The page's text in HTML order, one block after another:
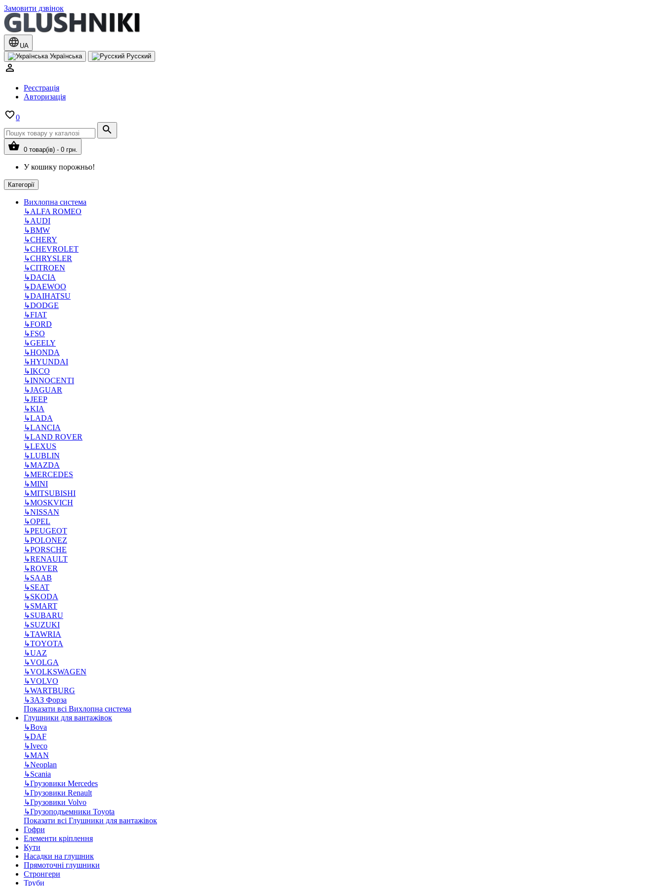
Замовити дзвінок
UA
Українська
Русский
Реєстрація
Авторизація
0
0 товар(ів) - 0 грн.
У кошику порожньо!
Категорії
Вихлопна система
↳ALFA ROMEO
↳AUDI
↳BMW
↳CHERY
↳CHEVROLET
↳CHRYSLER
↳CITROEN
↳DACIA
↳DAEWOO
↳DAIHATSU
↳DODGE
↳FIAT
↳FORD
↳FSO
↳GEELY
↳HONDA
↳HYUNDAI
↳IKCO
↳INNOCENTI
↳JAGUAR
↳JEEP
↳KIA
↳LADA
↳LANCIA
↳LAND ROVER
↳LEXUS
↳LUBLIN
↳MAZDA
↳MERCEDES
↳MINI
↳MITSUBISHI
↳MOSKVICH
↳NISSAN
↳OPEL
↳PEUGEOT
↳POLONEZ
↳PORSCHE
↳RENAULT
↳ROVER
↳SAAB
↳SEAT
↳SKODA
↳SMART
↳SUBARU
↳SUZUKI
↳TAWRIA
↳TOYOTA
↳UAZ
↳VOLGA
↳VOLKSWAGEN
↳VOLVO
↳WARTBURG
↳ЗАЗ Форза
Показати всі Вихлопна система
Глушники для вантажівок
↳Bova
↳DAF
↳Iveco
↳MAN
↳Neoplan
↳Scania
↳Грузовики Mercedes
↳Грузовики Renault
↳Грузовики Volvo
↳Грузоподъемники Toyota
Показати всі Глушники для вантажівок
Гофри
Елементи кріплення
Кути
Насадки на глушник
Прямоточні глушники
Стронгери
Труби